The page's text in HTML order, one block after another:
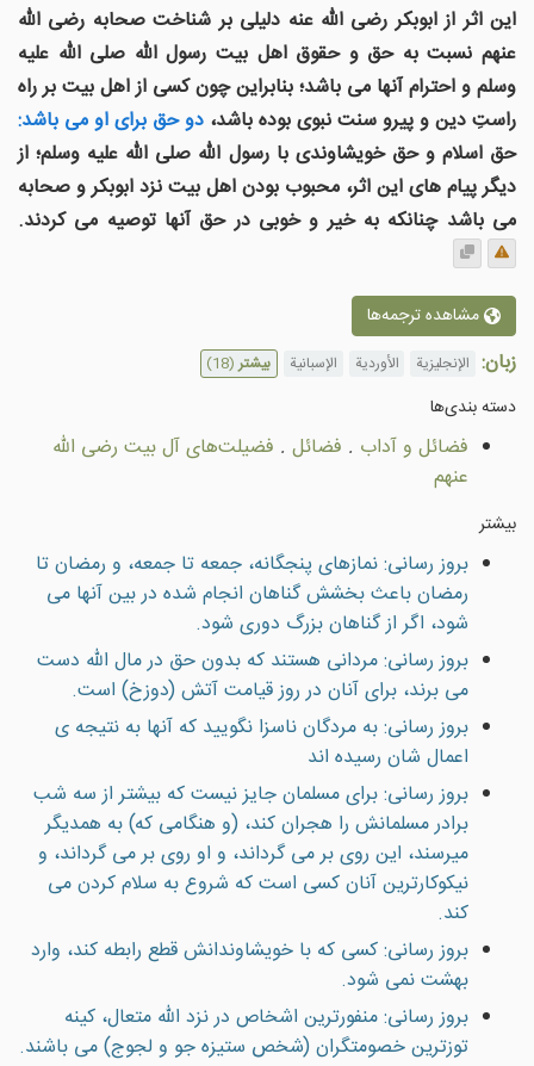
این اثر از ابوبکر رضی الله عنه دلیلی بر شناخت صحابه رضی الله
عنهم نسبت به حق و حقوق اهل بیت رسول الله صلی الله علیه
وسلم و احترام آنها می باشد؛ بنابراین چون کسی از اهل بیت بر راه
راستِ دین و پیرو سنت نبوی بوده باشد، دو حق برای او می باشد:
حق اسلام و حق خویشاوندی با رسول الله صلی الله علیه وسلم؛ از
دیگر پیام های این اثر، محبوب بودن اهل بیت نزد ابوبکر و صحابه
می باشد چنانکه به خیر و خوبی در حق آنها توصیه می کردند.
مشاهده ترجمه‌ها
زبان: الإنجليزية الأوردية الإسبانية بیشتر(18)
دسته بندى‌ها
فضائل و آداب . فضائل . فضيلت‌هاى آل بيت رضى الله
عنهم
بیشتر
بروز رسانی: نمازهاى پنجگانه، جمعه تا جمعه، و رمضان تا
رمضان باعث بخشش گناهان انجام شده در بين آنها مى
شود، اگر از گناهان بزرگ دورى شود.
بروز رسانی: مردانى هستند كه بدون حق در مال الله دست
مى برند، براى آنان در روز قيامت آتش (دوزخ) است.
بروز رسانی: به مردگان ناسزا نگوييد که آنها به نتيجه ی
اعمال شان رسيده اند
بروز رسانی: براى مسلمان جایز نيست كه بيشتر از سه شب
برادر مسلمانش را هجران كند، (و هنگامى كه) به همديگر
ميرسند، اين روى بر مى گرداند، و او روى بر مى گرداند، و
نيكوكارترين آنان كسى است كه شروع به سلام كردن مى
كند.
بروز رسانی: کسی که با خويشاوندانش قطع رابطه کند، وارد
بهشت نمی شود.
بروز رسانی: منفورترین اشخاص در نزد الله متعال، كينه
توزترين خصومتگران (شخص ستيزه جو و لجوج) مى باشند.